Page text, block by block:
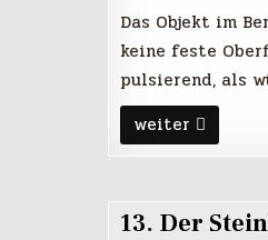
Das Objekt im
keine feste
pulsierend, als
weiter 14.
Das
Licht
13. Der